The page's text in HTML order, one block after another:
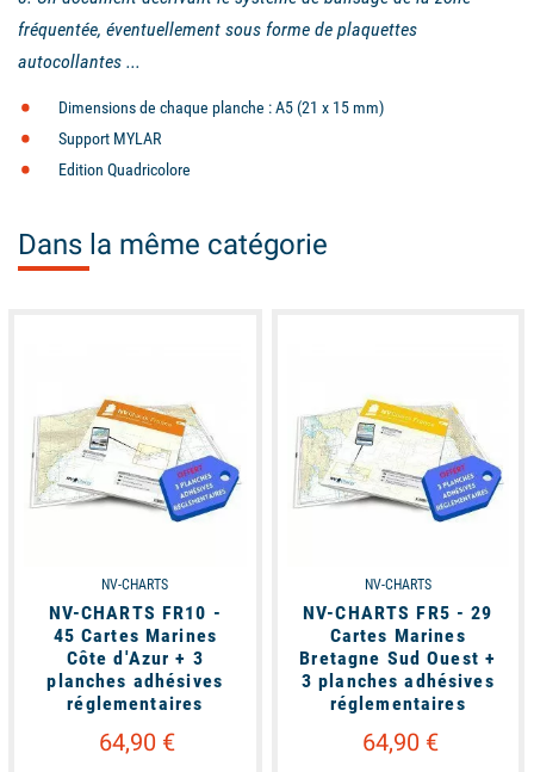
fréquentée, éventuellement sous forme de plaquettes
autocollantes ...
Dimensions de chaque planche : A5 (21 x 15 mm)
Support MYLAR
Edition Quadricolore
Dans la même catégorie
NV-CHARTS
NV-CHARTS FR10 -
45 Cartes Marines
Côte d'Azur + 3
planches adhésives
réglementaires
64,90 €
NV-CHARTS
NV-CHARTS FR5 - 29
Cartes Marines
Bretagne Sud Ouest +
3 planches adhésives
réglementaires
64,90 €